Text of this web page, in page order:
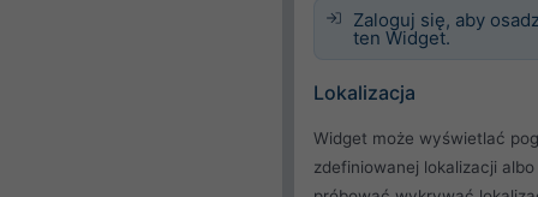
Zaloguj się, aby
ten Widget.
Lokalizacja
Widget może wyświetlać
zdefiniowanej lokalizacji albo